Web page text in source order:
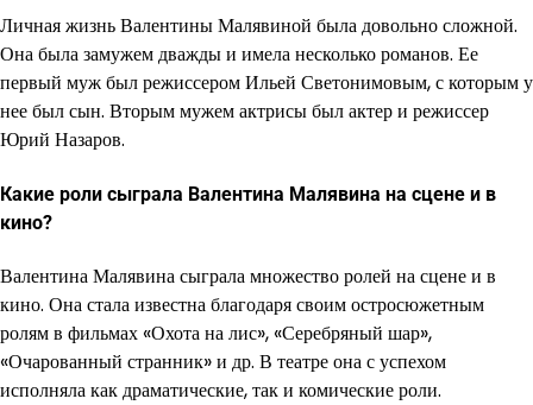
Личная жизнь Валентины Малявиной была довольно сложной.
Она была замужем дважды и имела несколько романов. Ее
первый муж был режиссером Ильей Светонимовым, с которым у
нее был сын. Вторым мужем актрисы был актер и режиссер
Юрий Назаров.
Какие роли сыграла Валентина Малявина на сцене и в
кино?
Валентина Малявина сыграла множество ролей на сцене и в
кино. Она стала известна благодаря своим остросюжетным
ролям в фильмах «Охота на лис», «Серебряный шар»,
«Очарованный странник» и др. В театре она с успехом
исполняла как драматические, так и комические роли.